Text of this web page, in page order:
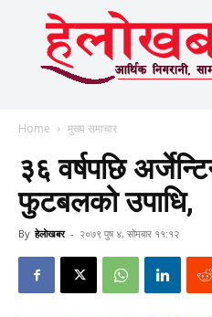
Home मुख्य समाचार
३६ वर्षपछि
फुटबलको उपाधि,
By हेलाेखबर - २०७९ पुष ४, सोमबार ११:१२